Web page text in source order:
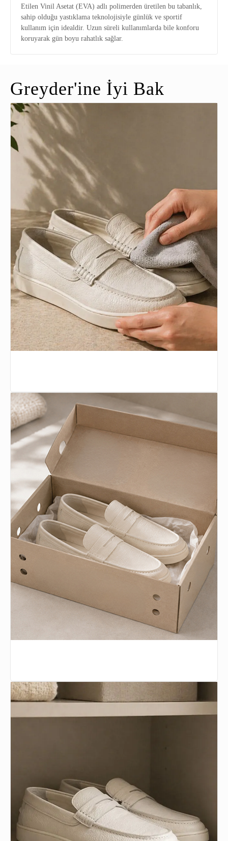
Etilen Vinil Asetat (EVA) adlı polimerden üretilen bu tabanlık,
sahip olduğu yastıklama teknolojisiyle günlük ve sportif
kullanım için idealdir. Uzun süreli kullanımlarda bile konforu
koruyarak gün boyu rahatlık sağlar.
Greyder'ine İyi Bak